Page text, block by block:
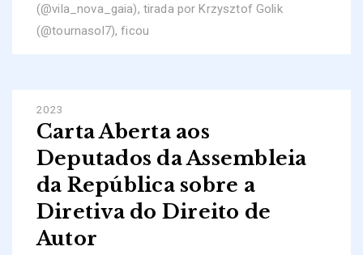
(@vila_nova_gaia), tirada por Krzysztof Golik
(@tournasol7), ficou
2023
Carta Aberta aos
Deputados da Assembleia
da República sobre a
Diretiva do Direito de
Autor